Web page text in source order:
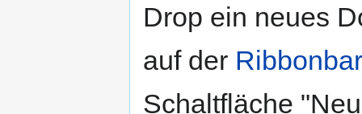
Drop ein neues
auf der
Schaltfläche